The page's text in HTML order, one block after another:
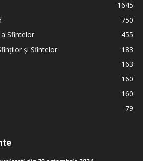
1645
750
Sfintelor
455
și Sfintelor
183
163
160
160
79